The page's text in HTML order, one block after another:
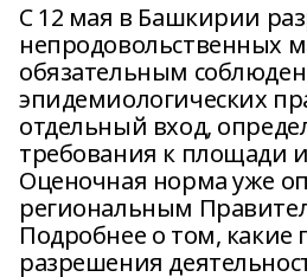
С 12 мая в Башкирии
непродовольственных
обязательным
эпидемиологических
отдельный вход,
требования к площади
Оценочная норма уже
региональным
Подробнее о том, какие
разрешения